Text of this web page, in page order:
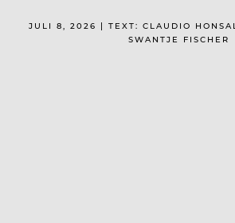
JULI 8, 2026 | TEXT: CLAUDIO
SWANTJE FISCHER